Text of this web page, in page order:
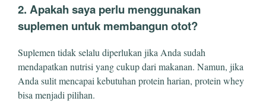
2. Apakah saya perlu menggunakan
suplemen untuk membangun otot?
Suplemen tidak selalu diperlukan jika Anda sudah
mendapatkan nutrisi yang cukup dari makanan. Namun, jika
Anda sulit mencapai kebutuhan protein harian, protein whey
bisa menjadi pilihan.